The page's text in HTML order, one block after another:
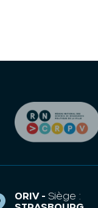
ORIV - Siège :